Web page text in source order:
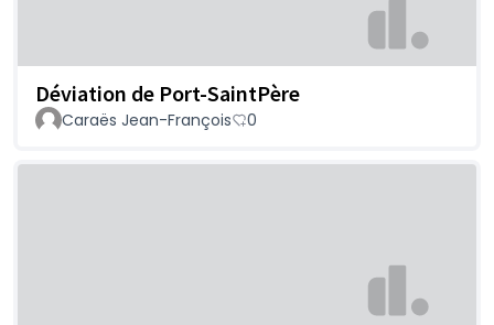
Déviation de Port-SaintPère
Caraës Jean-François 0